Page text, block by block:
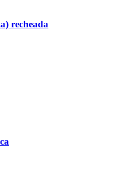
recheada